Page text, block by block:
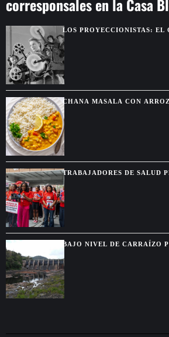
corresponsales en la Casa
WashingtonLOS PROYECCIONISTAS:
POSIBLE LA MAGIA DEL CINE
CHANA MASALA CON
ESPECIADOS Y SALSA
TRABAJADORES DE SALUD
YORK TRAS EL FIN DEL TPS
BAJO NIVEL DE CARRAÍZO